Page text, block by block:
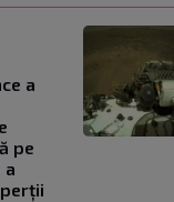
a
pe
a